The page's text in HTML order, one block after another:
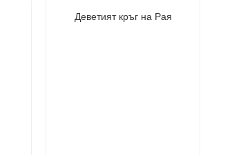
Деветият кръг на Рая